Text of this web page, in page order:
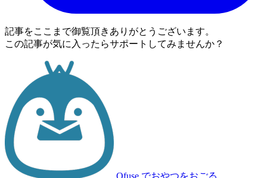
記事をここまで御覧頂きありがとうございます。
この記事が気に入ったらサポートしてみませんか？
Ofuse でおやつをおごる